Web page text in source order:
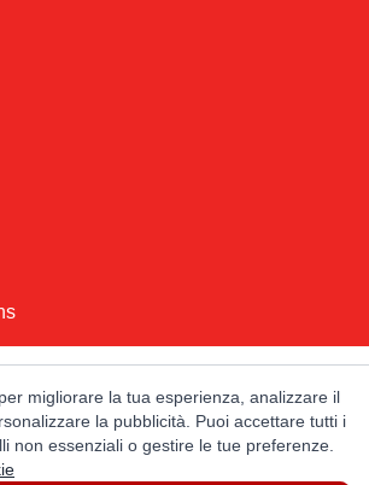
IN TOUCH!
migliorare la tua esperienza, analizzare il
la pubblicità. Puoi accettare tutti i
non essenziali o gestire le tue preferenze.